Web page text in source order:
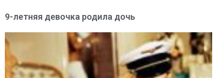
9-летняя девочка родила дочь